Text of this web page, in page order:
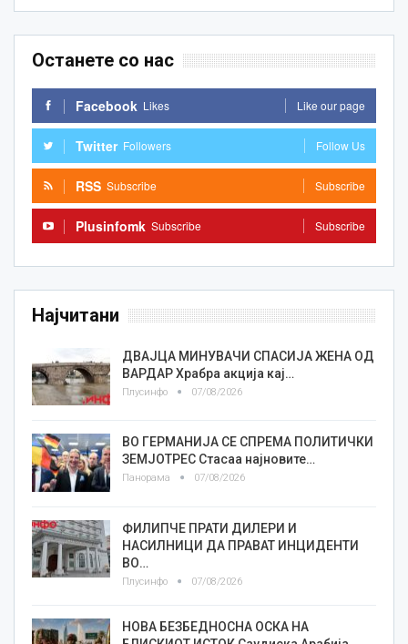
Останете со нас
Facebook Likes Like our page
Twitter Followers Follow Us
RSS Subscribe Subscribe
Plusinfomk Subscribe Subscribe
Најчитани
ДВАЈЦА МИНУВАЧИ СПАСИЈА ЖЕНА ОД
ВАРДАР Храбра акција кај…
Плусинфо 07/08/2026
ВО ГЕРМАНИЈА СЕ СПРЕМА ПОЛИТИЧКИ
ЗЕМЈОТРЕС Стасаа најновите…
Панорама 07/08/2026
ФИЛИПЧЕ ПРАТИ ДИЛЕРИ И
НАСИЛНИЦИ ДА ПРАВАТ ИНЦИДЕНТИ
ВО…
Плусинфо 07/08/2026
НОВА БЕЗБЕДНОСНА ОСКА НА